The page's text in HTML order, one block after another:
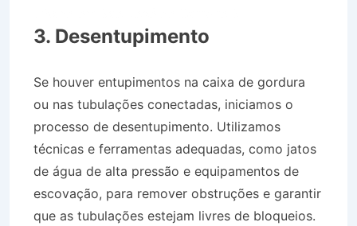
3. Desentupimento
Se houver entupimentos na caixa de gordura
ou nas tubulações conectadas, iniciamos o
processo de desentupimento. Utilizamos
técnicas e ferramentas adequadas, como jatos
de água de alta pressão e equipamentos de
escovação, para remover obstruções e garantir
que as tubulações estejam livres de bloqueios.